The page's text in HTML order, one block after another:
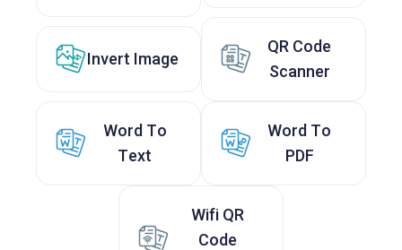
Invert Image
QR Code
Scanner
Word To
Text
Word To
PDF
Wifi QR
Code